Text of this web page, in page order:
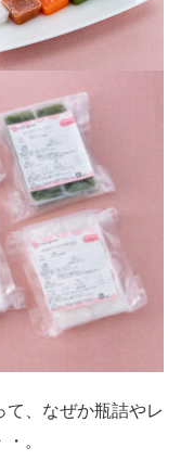
て、なぜか瓶詰やレ
。